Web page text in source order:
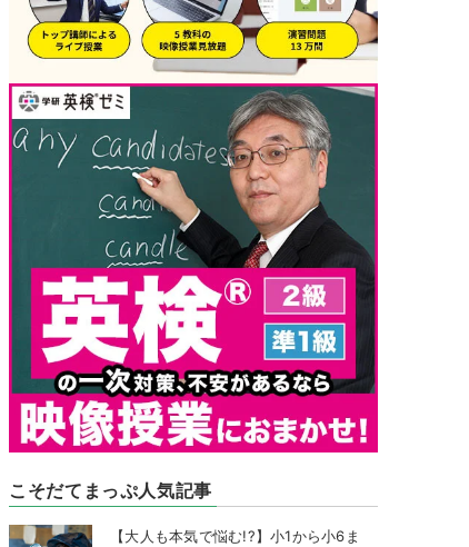
こそだてまっぷ人気記事
【大人も本気で悩む!?】小1から小6ま